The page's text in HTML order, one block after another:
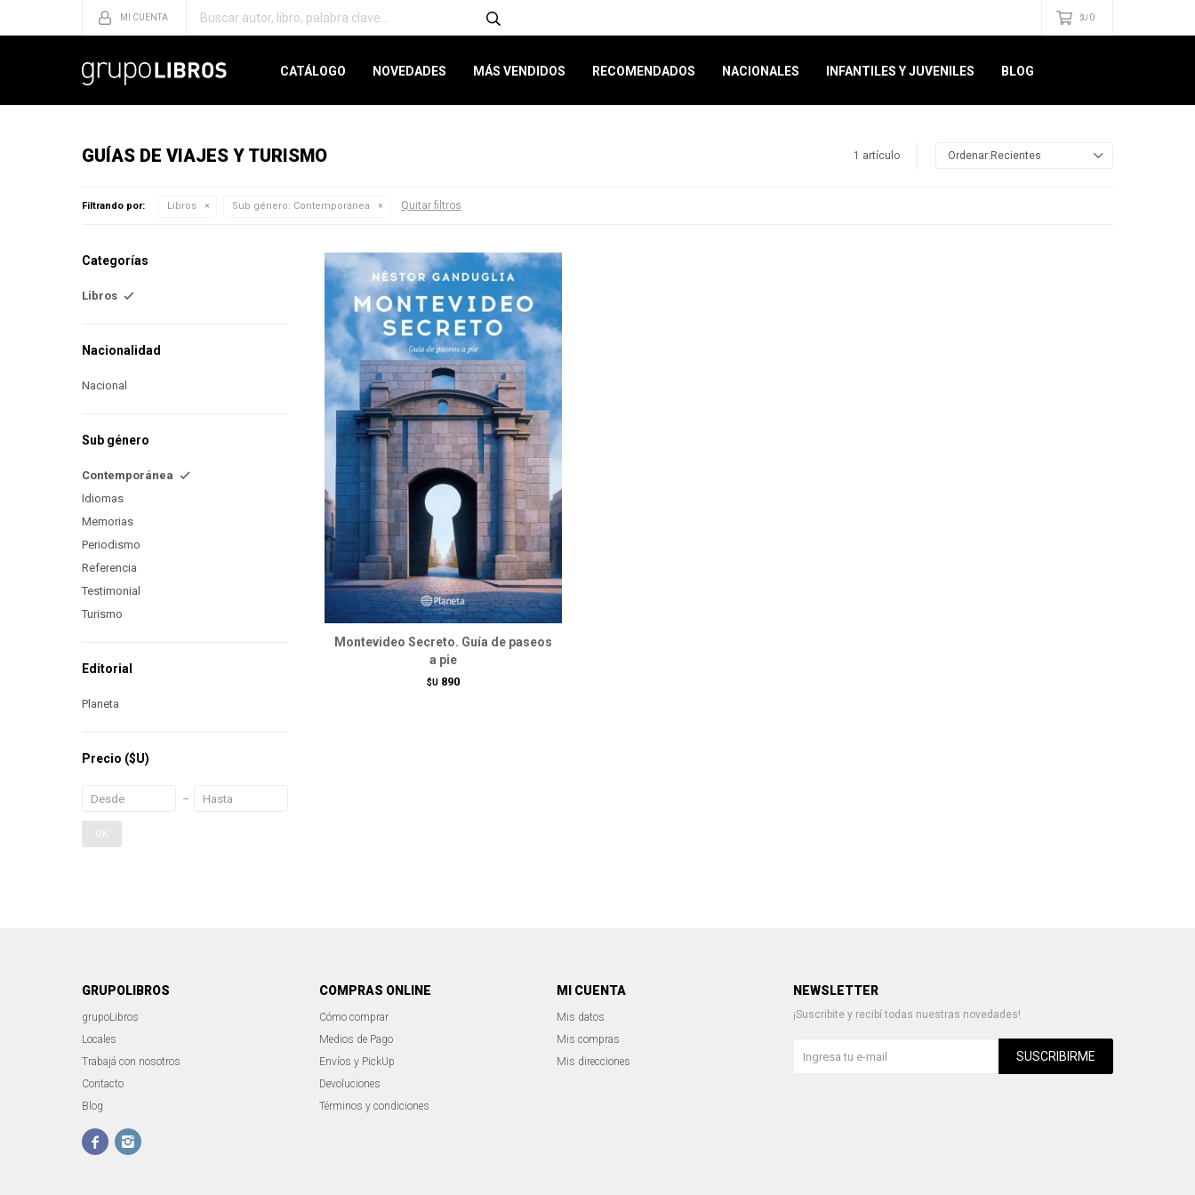
CATÁLOGO NOVEDADES MÁS VENDIDOS RECOMENDADOS NACIONALES INFANTILES Y JUVENILES BLOG
$U 0
GUÍAS DE VIAJES Y TURISMO 1 artículo Recientes
Filtrando por: Libros Sub género: Contemporánea Quitar filtros
Montevideo Secreto. Guía de paseos
a pie
$U 890
Categorías
Libros
Nacionalidad
Nacional
Sub género
Contemporánea
Idiomas
Memorias
Periodismo
Referencia
Testimonial
Turismo
Editorial
Planeta
Precio ($U)
OK
GRUPOLIBROS
grupoLibros
Locales
Trabajá con nosotros
Contacto
Blog
 
COMPRAS ONLINE
Cómo comprar
Medios de Pago
Envíos y PickUp
Devoluciones
Términos y condiciones
MI CUENTA
Mis datos
Mis compras
Mis direcciones
NEWSLETTER
¡Suscribite y recibí todas nuestras novedades!
SUSCRIBIRME